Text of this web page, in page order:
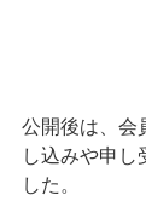
公開後は、会
し込みや申し
した。